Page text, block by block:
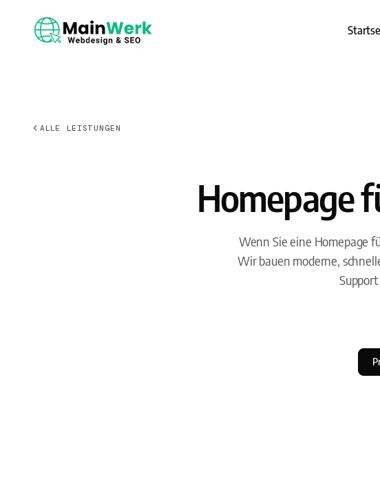
ALLE LEISTUNGEN
Homepage
Wenn Sie eine Homepage
Wir bauen moderne,